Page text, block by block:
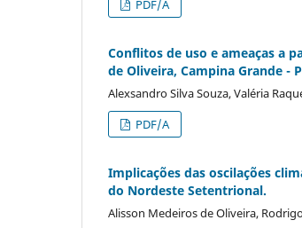
PDF/A
Conflitos de uso e ameaças a
de Oliveira, Campina Grande -
Alexsandro Silva Souza, Valéria
PDF/A
Implicações das oscilações
do Nordeste Setentrional.
Alisson Medeiros de Oliveira,